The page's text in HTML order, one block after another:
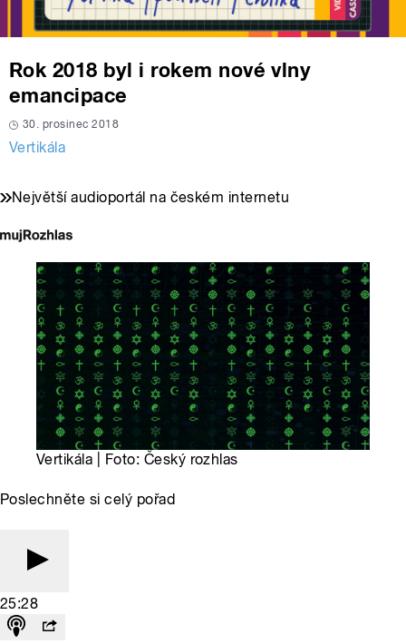
Rok 2018 byl i rokem nové vlny
emancipace
30. prosinec 2018
Vertikála
Největší audioportál na českém internetu
Vertikála | Foto: Český rozhlas
Poslechněte si celý pořad
25:28